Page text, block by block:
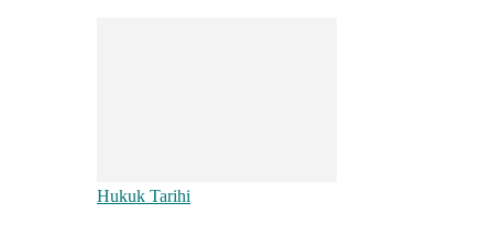
Hukuk Tarihi